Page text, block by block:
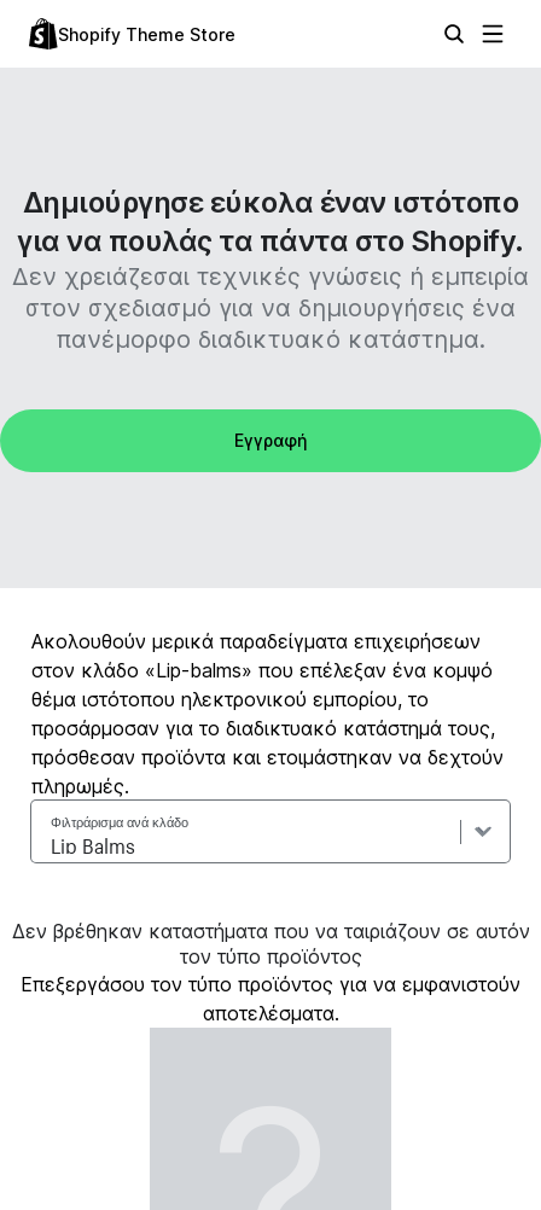
Shopify Theme Store
Δημιούργησε εύκολα έναν ιστότοπο
για να πουλάς τα πάντα στο Shopify.
Δεν χρειάζεσαι τεχνικές γνώσεις ή εμπειρία
στον σχεδιασμό για να δημιουργήσεις ένα
πανέμορφο διαδικτυακό κατάστημα.
Εγγραφή
Ακολουθούν μερικά παραδείγματα επιχειρήσεων
στον κλάδο «Lip-balms» που επέλεξαν ένα κομψό
θέμα ιστότοπου ηλεκτρονικού εμπορίου, το
προσάρμοσαν για το διαδικτυακό κατάστημά τους,
πρόσθεσαν προϊόντα και ετοιμάστηκαν να δεχτούν
πληρωμές.
Φιλτράρισμα ανά κλάδο
Δεν βρέθηκαν καταστήματα που να ταιριάζουν σε αυτόν
τον τύπο προϊόντος
Επεξεργάσου τον τύπο προϊόντος για να εμφανιστούν
αποτελέσματα.